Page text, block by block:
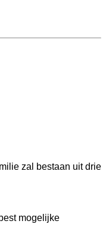
zal bestaan uit drie
mogelijke